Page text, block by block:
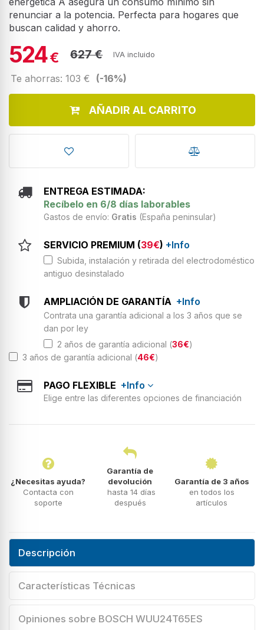
renunciar a la potencia. Perfecta para hogares que
buscan calidad y ahorro.
524€ 627 € IVA incluido
Te ahorras: 103 € (-16%)
AÑADIR AL CARRITO
ENTREGA ESTIMADA:
Recíbelo en 6/8 días laborables
Gastos de envío: Gratis (España peninsular)
SERVICIO PREMIUM (39€) +Info
Subida, instalación y retirada del electrodoméstico
antiguo desinstalado
AMPLIACIÓN DE GARANTÍA +Info
Contrata una garantía adicional a los 3 años que se
dan por ley
2 años de garantía adicional (36€)
3 años de garantía adicional (46€)
PAGO FLEXIBLE +Info
Elige entre las diferentes opciones de financiación
¿Necesitas ayuda?
Contacta con
soporte
Garantía de
devolución
hasta 14 días
después
Garantía de 3 años
en todos los
artículos
Descripción
Características Técnicas
Opiniones sobre BOSCH WUU24T65ES